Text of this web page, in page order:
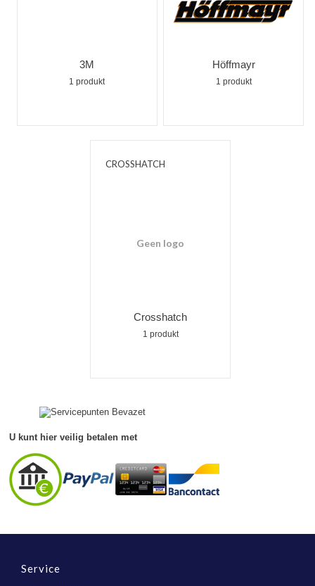
3M
1 produkt
Höffmayr
1 produkt
CROSSHATCH
Geen logo
Crosshatch
1 produkt
U kunt hier veilig betalen met
Service